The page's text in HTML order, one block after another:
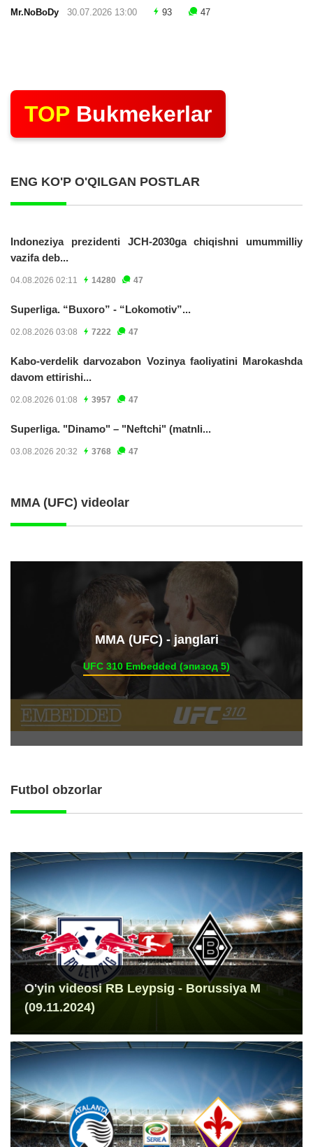
Mr.NoBoDy 30.07.2026 13:00 93 47
TOP Bukmekerlar
ENG KO'P O'QILGAN POSTLAR
Indoneziya prezidenti JCH-2030ga chiqishni umummilliy
vazifa deb...
04.08.2026 02:11 14280 47
Superliga. “Buxoro” - “Lokomotiv”...
02.08.2026 03:08 7222 47
Kabo-verdelik darvozabon Vozinya faoliyatini Marokashda
davom ettirishi...
02.08.2026 01:08 3957 47
Superliga. "Dinamo" – "Neftchi" (matnli...
03.08.2026 20:32 3768 47
MMA (UFC) videolar
ММА (UFC) - janglari
UFC 310 Embedded (эпизод 5)
Futbol obzorlar
O'yin videosi RB Leypsig - Borussiya M
(09.11.2024)